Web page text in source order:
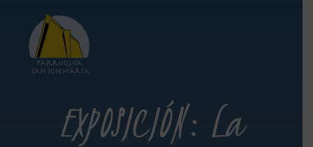
EXPOSICIÓN: La